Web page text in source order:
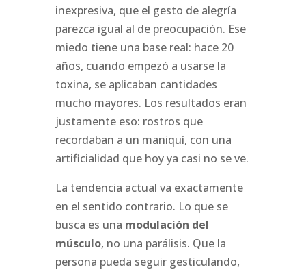
inexpresiva, que el gesto de alegría
parezca igual al de preocupación. Ese
miedo tiene una base real: hace 20
años, cuando empezó a usarse la
toxina, se aplicaban cantidades
mucho mayores. Los resultados eran
justamente eso: rostros que
recordaban a un maniquí, con una
artificialidad que hoy ya casi no se ve.
La tendencia actual va exactamente
en el sentido contrario. Lo que se
busca es una modulación del
músculo, no una parálisis. Que la
persona pueda seguir gesticulando,